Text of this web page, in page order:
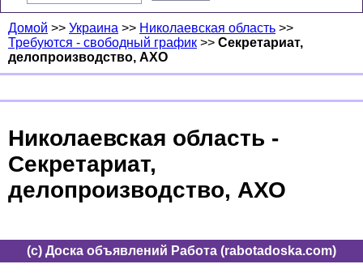
Домой >> Украина >> Николаевская область >>
Требуются - свободный график >> Секретариат,
делопроизводство, АХО
Николаевская область -
Секретариат,
делопроизводство, АХО
(c) Доска объявлений Работа (rabotadoska.com)